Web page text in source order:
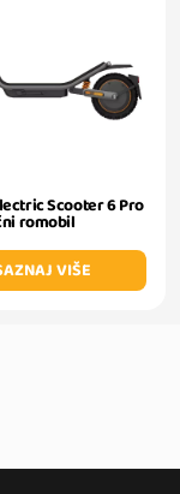
Scooter 6 Pro
romobil
VIŠE